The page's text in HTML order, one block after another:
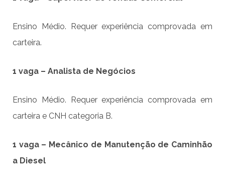
Ensino Médio. Requer experiência comprovada em
carteira.
1 vaga – Analista de Negócios
Ensino Médio. Requer experiência comprovada em
carteira e CNH categoria B.
1 vaga – Mecânico de Manutenção de Caminhão
a Diesel